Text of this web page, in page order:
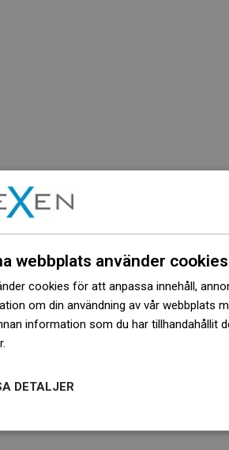
webbplats använder cookies
cookies för att anpassa innehåll,
om din användning av vår webbplats
information som du har tillhandahållit
DETALJER